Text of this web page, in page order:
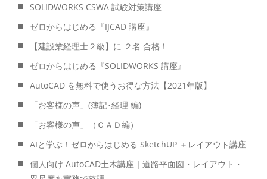
SOLIDWORKS CSWA 試験対策講座
ゼロからはじめる『IJCAD 講座』
【建設業経理士２級】に ２名 合格！
ゼロからはじめる『SOLIDWORKS 講座』
AutoCAD を無料で使うお得な方法【2021年版】
「お客様の声」(簿記･経理 編)
「お客様の声」（ＣＡＤ編）
AIと学ぶ！ゼロからはじめる SketchUP ＋レイアウト講座
個人向け AutoCAD土木講座｜道路平面図・レイアウト・